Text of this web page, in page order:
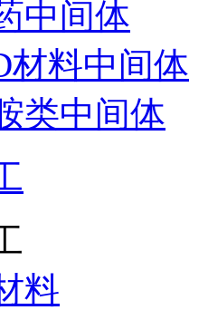
中间体
材料中间体
类中间体
料